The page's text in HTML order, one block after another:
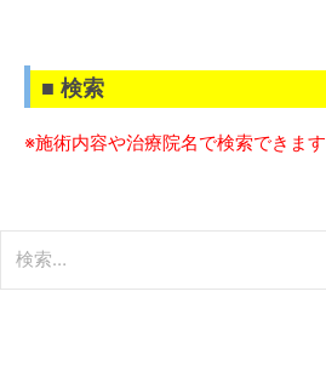
■ 検索
※施術内容や治療院名で検索できます
索: